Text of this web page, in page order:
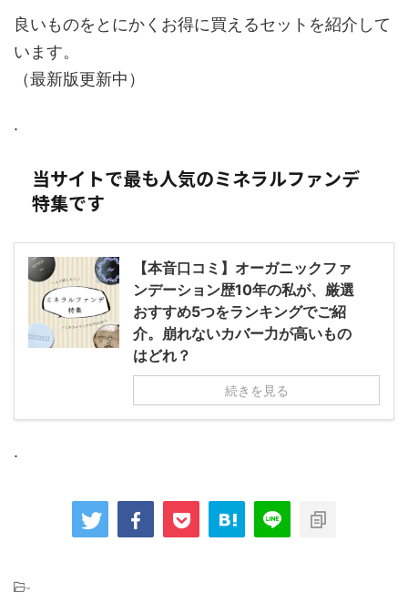
良いものをとにかくお得に買えるセットを紹介して
います。
（最新版更新中）
.
当サイトで最も人気のミネラルファンデ
特集です
【本音口コミ】オーガニックファ
ンデーション歴10年の私が、厳選
おすすめ5つをランキングでご紹
介。崩れないカバー力が高いもの
はどれ？
続きを見る
.
-